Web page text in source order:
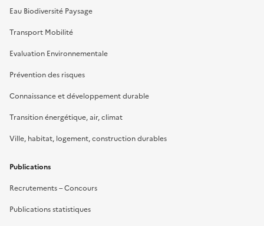
Eau Biodiversité Paysage
Transport Mobilité
Evaluation Environnementale
Prévention des risques
Connaissance et développement durable
Transition énergétique, air, climat
Ville, habitat, logement, construction durables
Publications
Recrutements – Concours
Publications statistiques